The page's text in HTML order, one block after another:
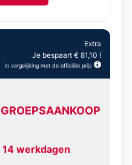
Extra
Je bespaart € 81,10 !
in vergelijking met de officiële prijs
GROEPSAANKOOP
14 werkdagen